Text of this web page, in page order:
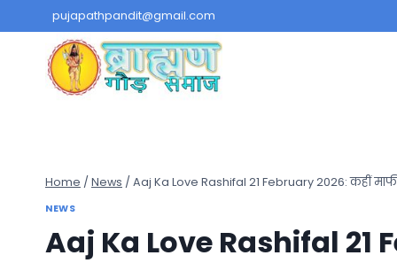
to
content
pujapathpandit@gmail.com
Home / News / Aaj Ka Love Rashifal 21 February 2026: कहीं
NEWS
Aaj Ka Love Rashifal 21